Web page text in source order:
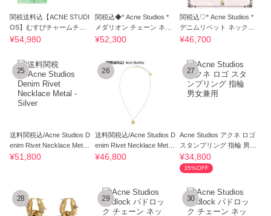
関税送料込【ACNE STUDI
OS】むすびチャームチョ
ーカー／ピンク
¥54,980
関税込◆* Acne Studios *
メダリオン チェーン ネッ
クレス
¥52,300
関税込♡* Acne Studios *
デニムリベット ネックレ
ス
¥46,700
25
送料関税込/Acne Studios D
enim Rivet Necklace Metal
- Silver
¥51,800
26
送料関税込/Acne Studios D
enim Rivet Necklace Metal
- Gold
¥46,800
27
Acne Studios アクネ ロゴ
スタンプリング 指輪 男女
兼用
¥34,800
35%OFF
28 29 30